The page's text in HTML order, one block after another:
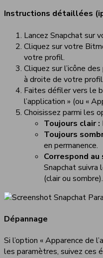
Instructions détaillées
Lancez Snapchat sur
Cliquez sur votre
votre profil.
Cliquez sur l’icône
à droite de votre
Faites défiler vers le
l’application » (ou «
Choisissez parmi les
Toujours clair :
Toujours
en permanence.
Correspond au
Snapchat
(clair ou sombre).
Dépannage
Si l’option « Apparence de
les paramètres, suivez ces